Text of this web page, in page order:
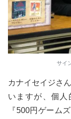
サイ
カナイセイジさ
いますが、個人
『500円ゲーム